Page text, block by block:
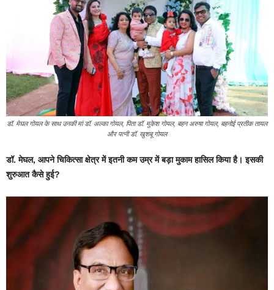
डॉ. मेघल गोयल के साथ उनकी मां डॉ. अल्का गोयल, पिता डॉ. मुकेश गोयल, बहन अरुषा गोयल, बहनोई प्रतीक तायल
और पत्नी डॉ. खुशबू गोयल
डॉ. मेघल, आपने चिकित्सा क्षेत्र में इतनी कम उम्र में बड़ा मुकाम हासिल किया है। इसकी
शुरुआत कैसे हुई?